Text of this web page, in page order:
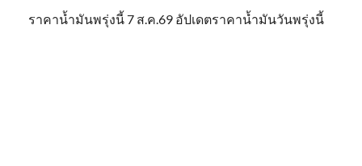
ราคาน้ำมันพรุ่งนี้ 7 ส.ค.69 อัปเดตราคาน้ำมันวันพรุ่งนี้